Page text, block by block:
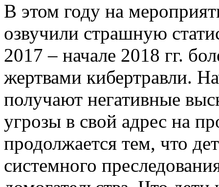
В этом году на
озвучили страшную
2017 – начале 2018 гг.
жертвами кибертравли.
получают негативные
угрозы в свой адрес на
продолжается тем, что
системного